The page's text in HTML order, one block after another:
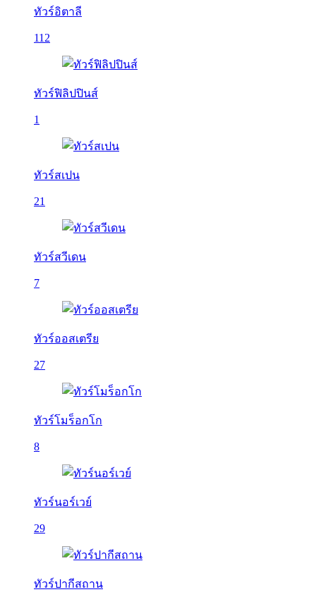
ทัวร์อิตาลี
112
ทัวร์ฟิลิปปินส์
1
ทัวร์สเปน
21
ทัวร์สวีเดน
7
ทัวร์ออสเตรีย
27
ทัวร์โมร็อกโก
8
ทัวร์นอร์เวย์
29
ทัวร์ปากีสถาน